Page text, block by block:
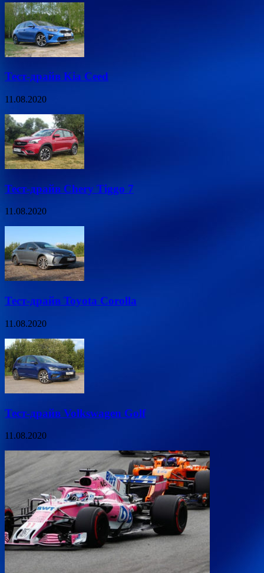
Тест-драйв Kia Ceed
11.08.2020
Тест-драйв Chery Tiggo 7
11.08.2020
Тест-драйв Toyota Corolla
11.08.2020
Тест-драйв Volkswagen Golf
11.08.2020